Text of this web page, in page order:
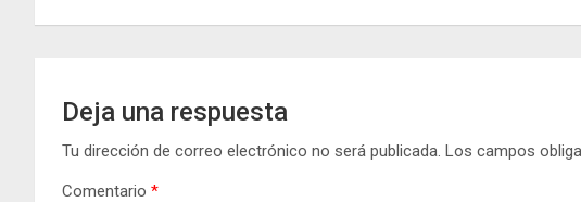
k
p
entradas
Deja una respuesta
Tu dirección de correo electrónico no será publicada. Los campos
Comentario *